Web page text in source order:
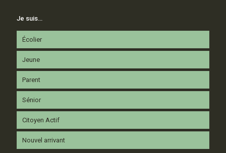
Je suis…
Écolier
Jeune
Parent
Sénior
Citoyen Actif
Nouvel arrivant